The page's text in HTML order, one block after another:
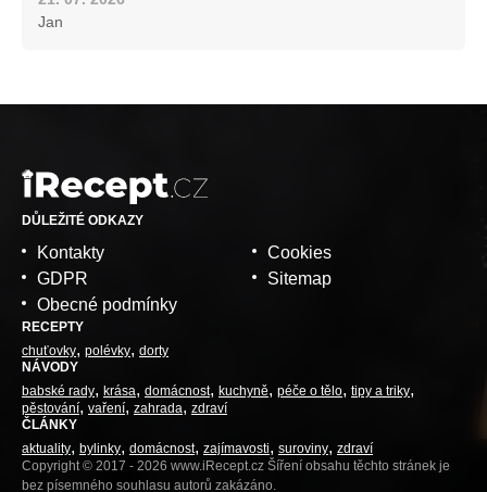
Jan
DŮLEŽITÉ ODKAZY
Kontakty
GDPR
Obecné podmínky
Cookies
Sitemap
RECEPTY
chuťovky polévky dorty
NÁVODY
babské rady
krása domácnost kuchyně péče o tělo tipy a triky
pěstování vaření zahrada zdraví
ČLÁNKY
aktuality
bylinky domácnost zajímavosti suroviny zdraví
Copyright © 2017 - 2026 www.iRecept.cz Šíření obsahu těchto stránek je
bez písemného souhlasu autorů zakázáno.